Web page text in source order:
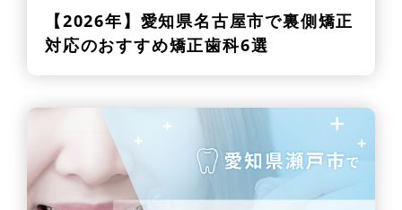
【2026年】 愛知県名古屋市で裏側矯正
対応のおすすめ矯正歯科6選